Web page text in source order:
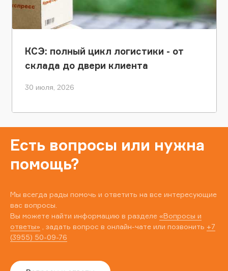
КСЭ: полный цикл логистики - от
склада до двери клиента
30 июля, 2026
Есть вопросы или нужна
помощь?
Мы всегда рады помочь и ответить на все интересующие
вас вопросы.
Вы можете найти информацию в разделе «Вопросы и
ответы» , задать вопрос в онлайн-чате или позвонить +7
(3955) 50-09-76